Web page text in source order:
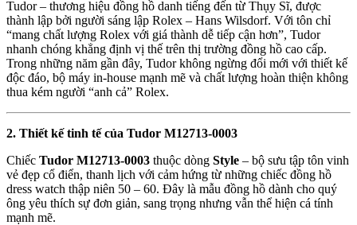
Tudor – thương hiệu đồng hồ danh tiếng đến từ Thụy Sĩ, được
thành lập bởi người sáng lập Rolex – Hans Wilsdorf. Với tôn chỉ
“mang chất lượng Rolex với giá thành dễ tiếp cận hơn”, Tudor
nhanh chóng khẳng định vị thế trên thị trường đồng hồ cao cấp.
Trong những năm gần đây, Tudor không ngừng đổi mới với thiết kế
độc đáo, bộ máy in-house mạnh mẽ và chất lượng hoàn thiện không
thua kém người “anh cả” Rolex.
2. Thiết kế tinh tế của Tudor M12713-0003
Chiếc Tudor M12713-0003 thuộc dòng Style – bộ sưu tập tôn vinh
vẻ đẹp cổ điển, thanh lịch với cảm hứng từ những chiếc đồng hồ
dress watch thập niên 50 – 60. Đây là mẫu đồng hồ dành cho quý
ông yêu thích sự đơn giản, sang trọng nhưng vẫn thể hiện cá tính
mạnh mẽ.